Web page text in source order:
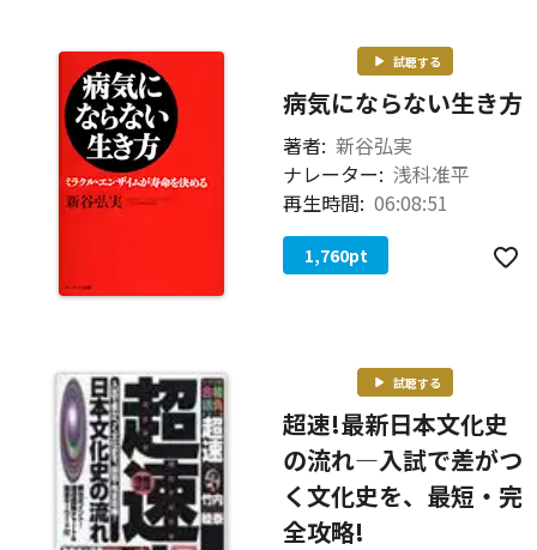
試聴する
病気にならない生き方
著者: 新谷弘実
ナレーター: 浅科准平
再生時間: 06:08:51
1,760pt
試聴する
超速!最新日本文化史
の流れ―入試で差がつ
く文化史を、最短・完
全攻略!